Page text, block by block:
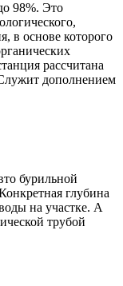
98%. Это
в основе которого
рассчитана
дополнением
бурильной
глубина
на участке. А
трубой